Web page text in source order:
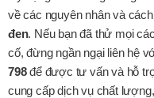
về các nguyên nhân và
đen. Nếu bạn đã thử mọi
cố, đừng ngần ngại liên hệ
798để được tư vấn và hỗ
cung cấp dịch vụ chất